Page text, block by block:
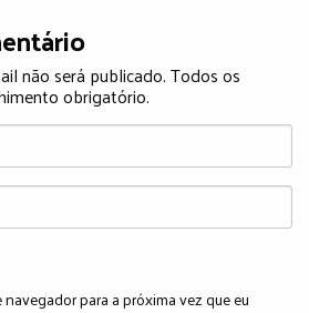
não será publicado. Todos os
obrigatório.
para a próxima vez que eu